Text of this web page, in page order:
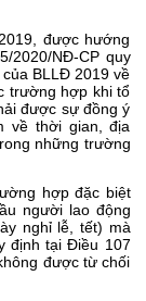
được hướng
2020/NĐ-CP quy
BLLĐ 2019 về
trường hợp khi tổ
được sự đồng ý
về thời gian, địa
những trường
hợp đặc biệt
người lao động
nghỉ lễ, tết) mà
định tại Điều 107
được từ chối